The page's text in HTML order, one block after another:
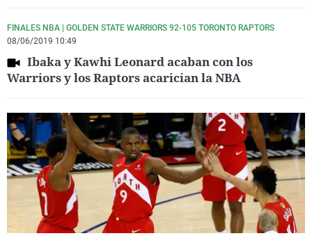
FINALES NBA | GOLDEN STATE WARRIORS 92-105 TORONTO RAPTORS
08/06/2019 10:49
Ibaka y Kawhi Leonard acaban con los
Warriors y los Raptors acarician la NBA